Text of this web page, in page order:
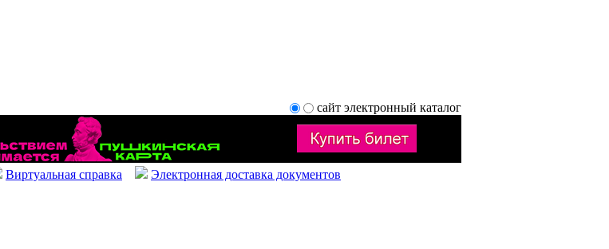
сайт электронный каталог
Виртуальная справка
Электронная доставка документов